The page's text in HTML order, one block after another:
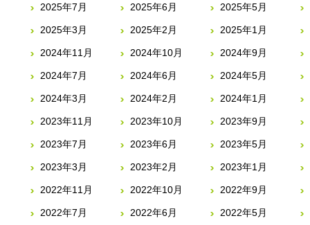
2025年7月 2025年6月 2025年5月
2025年3月 2025年2月 2025年1月
2024年11月 2024年10月 2024年9月
2024年7月 2024年6月 2024年5月
2024年3月 2024年2月 2024年1月
2023年11月 2023年10月 2023年9月
2023年7月 2023年6月 2023年5月
2023年3月 2023年2月 2023年1月
2022年11月 2022年10月 2022年9月
2022年7月 2022年6月 2022年5月